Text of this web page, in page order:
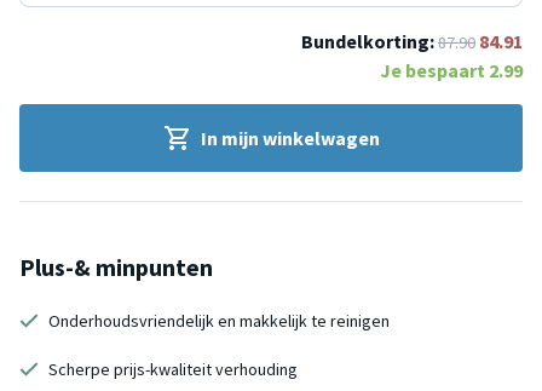
Bundelkorting:87.90 84.91
Je bespaart 2.99
In mijn winkelwagen
Plus-& minpunten
Onderhoudsvriendelijk en makkelijk te reinigen
Scherpe prijs-kwaliteit verhouding